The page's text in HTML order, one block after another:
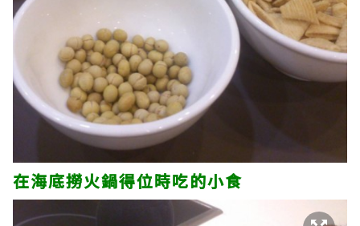
在海底撈火鍋得位時吃的小食